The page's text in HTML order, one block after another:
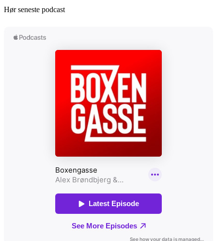
Hør seneste podcast